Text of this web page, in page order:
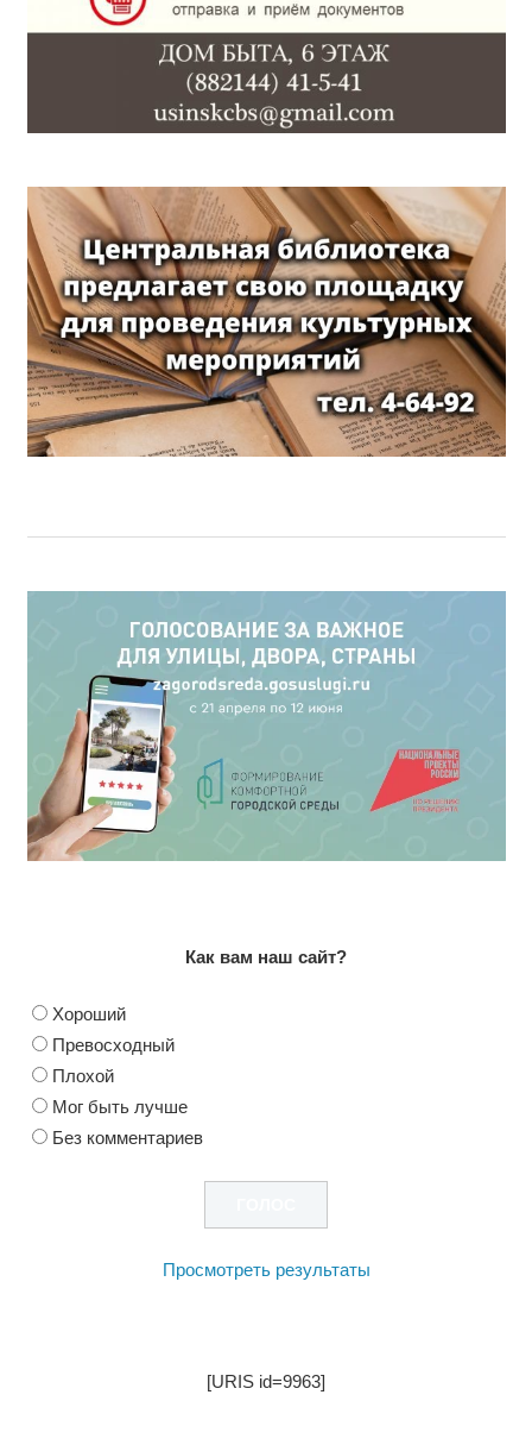
Как вам наш сайт?
Хороший
Превосходный
Плохой
Мог быть лучше
Без комментариев
Просмотреть результаты
[URIS id=9963]